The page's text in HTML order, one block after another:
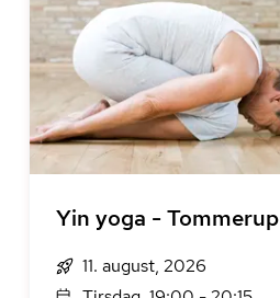
Yin yoga - Tommerup
11. august, 2026